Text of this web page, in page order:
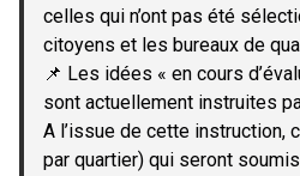
celles qui n’ont pas été
citoyens et les bureaux de
📌 Les idées « en cours
sont actuellement instruites
A l’issue de cette instruction,
par quartier) qui seront